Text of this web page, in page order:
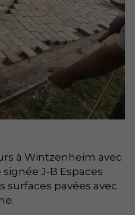
à Wintzenheim avec
J-B Espaces
surfaces pavées avec